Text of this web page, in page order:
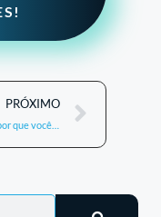
PRÓXIMO
Entenda por que você precisa de uma contabilidade especializada